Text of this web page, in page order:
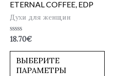
ETERNAL COFFEE, EDP
Духи для женщин
Оценка
из
18.70€
ВЫБЕРИТЕ
ПАРАМЕТРЫ